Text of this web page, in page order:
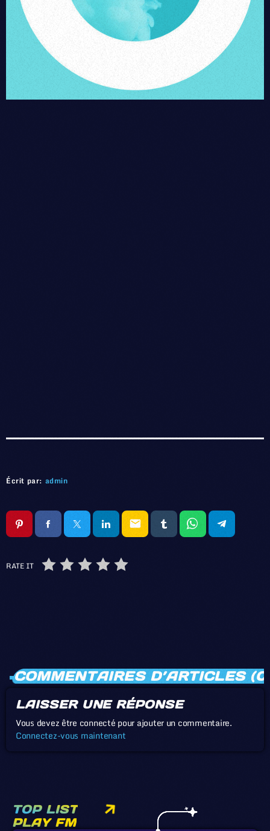
Écrit par: admin
email
RATE IT
COMMENTAIRES D’ARTICLES
LAISSER UNE RÉPONSE
Vous devez être connecté pour ajouter un commentaire.
Connectez-vous maintenant
TOP LIST
PLAY FM